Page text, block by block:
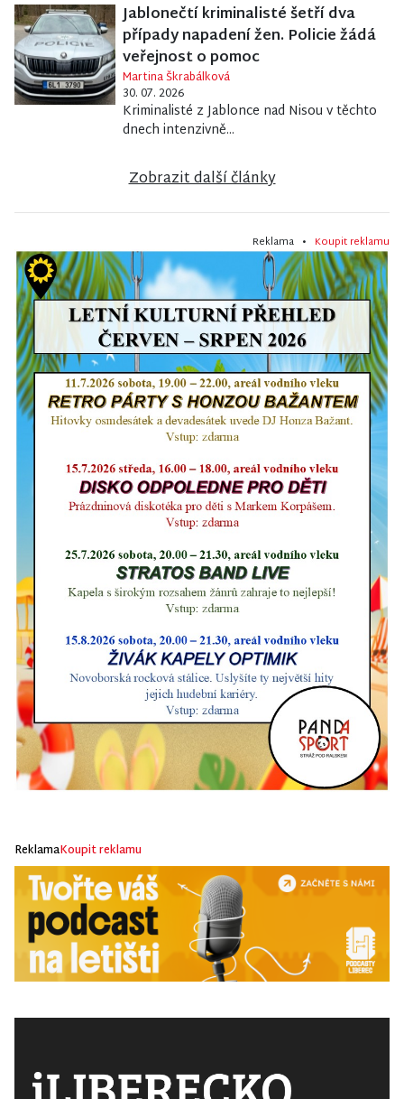
Jablonečtí kriminalisté šetří dva
případy napadení žen. Policie žádá
veřejnost o pomoc
Martina Škrabálková
30. 07. 2026
Kriminalisté z Jablonce nad Nisou v těchto
dnech intenzivně...
Zobrazit další články
Reklama • Koupit reklamu
ReklamaKoupit reklamu